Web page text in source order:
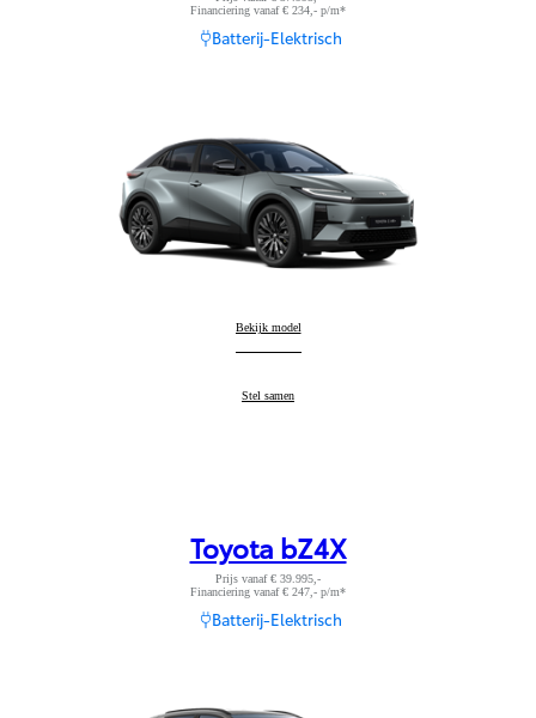
Financiering vanaf € 234,- p/m*
Batterij-Elektrisch
Toyota C-HR+
Bekijk model
Toyota C-HR+
Stel samen
Toyota bZ4X
Prijs vanaf € 39.995,-
Financiering vanaf € 247,- p/m*
Batterij-Elektrisch